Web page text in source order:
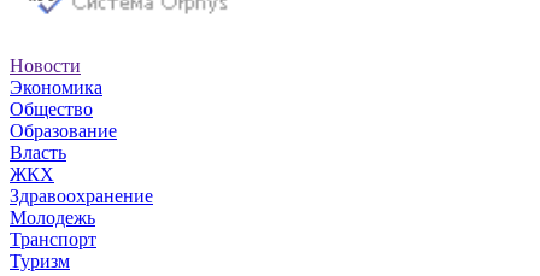
Новости
Экономика
Общество
Образование
Власть
ЖКХ
Здравоохранение
Молодежь
Транспорт
Туризм